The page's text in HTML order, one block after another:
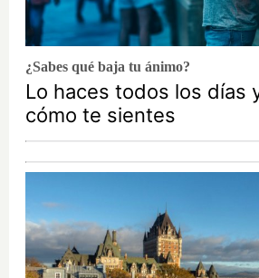
¿Sabes qué baja tu ánimo?
Lo haces todos los días
cómo te sientes